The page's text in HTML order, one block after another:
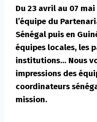
Du 23 avril au 07
l’équipe du
Sénégal puis en
équipes locales, les
institutions… Nous
impressions des
coordinateurs
mission.